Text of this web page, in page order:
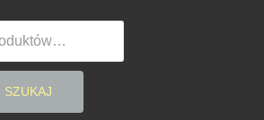
SZUKAJ